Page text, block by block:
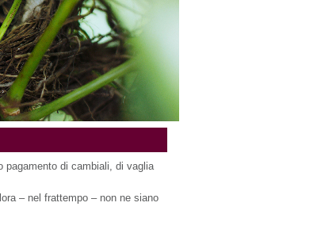
pagamento di cambiali, di vaglia
– nel frattempo – non ne siano